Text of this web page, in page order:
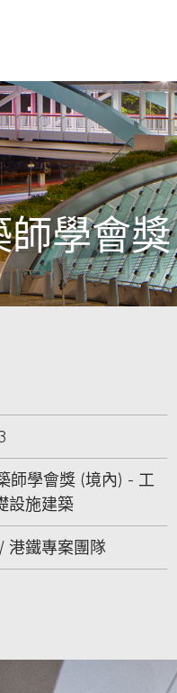
學會獎
師學會獎 (境內) - 工
設施建築
港鐵專案團隊